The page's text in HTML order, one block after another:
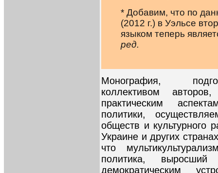
* Добавим, что по
(2012 г.) в Уэльсе
языком теперь
ред.
Монография,
коллективом
практическим
политики,
обществ и культурного
Украине и других
что
политика,
демократическим